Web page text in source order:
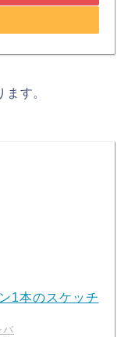
す。
1本のスケッチ
バ